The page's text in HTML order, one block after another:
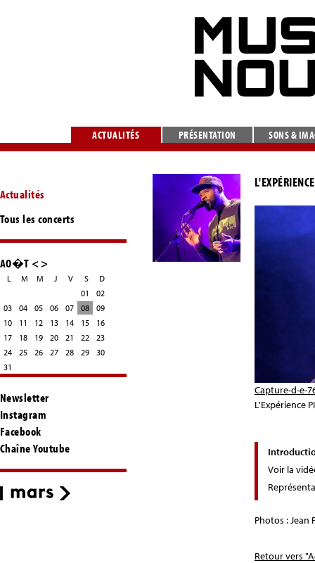
ACTUALITÉS PRÉSENTATION SONS &
Actualités
Tous les concerts
AO�T <>
L M M J V S
D
01
02
03
04 05 06 07 08
09
10
11 12 13 14 15
16
17
18 19 20 21 22
23
24
25 26 27 28 29
30
31
Newsletter
Instagram
Facebook
Chaîne Youtube
Capture-d-e-
L'Expérience
Voir la
Photos : Jean
Retour vers